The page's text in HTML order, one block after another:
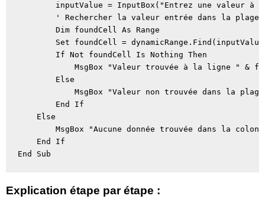
inputValue = InputBox("Entrez une valeur à
' Rechercher la valeur entrée dans la plage
Dim foundCell As Range
Set foundCell =
If Not foundCell Is Nothing Then
MsgBox "Valeur trouvée à la ligne " &
Else
MsgBox "Valeur non trouvée dans la
End If
Else
MsgBox "Aucune donnée trouvée dans la
End If
End Sub
Explication étape par étape :